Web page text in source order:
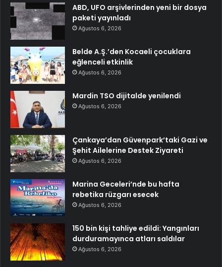
ABD, UFO arşivlerinden yeni bir dosya
paketi yayınladı
Ağustos 6, 2026
Belde A.Ş.’den Kocaeli çocuklara
eğlenceli etkinlik
Ağustos 6, 2026
Mardin TSO dijitalde yenilendi
Ağustos 6, 2026
Çankaya’dan Güvenpark’taki Gazi ve
Şehit Ailelerine Destek Ziyareti
Ağustos 6, 2026
Marina Geceleri’nde bu hafta
rebetika rüzgarı esecek
Ağustos 6, 2026
150 bin kişi tahliye edildi: Yangınları
durduramayınca atları saldılar
Ağustos 6, 2026